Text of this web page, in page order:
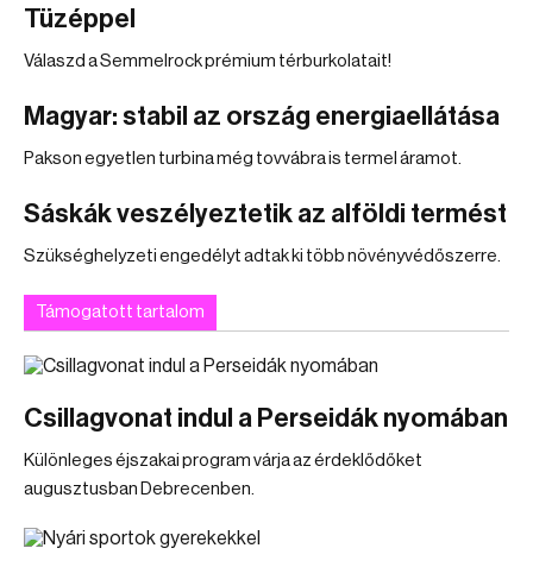
Tüzéppel
Válaszd a Semmelrock prémium térburkolatait!
Magyar: stabil az ország energiaellátása
Pakson egyetlen turbina még tovvábra is termel áramot.
Sáskák veszélyeztetik az alföldi termést
Szükséghelyzeti engedélyt adtak ki több növényvédőszerre.
Támogatott tartalom
Csillagvonat indul a Perseidák nyomában
Különleges éjszakai program várja az érdeklődőket
augusztusban Debrecenben.